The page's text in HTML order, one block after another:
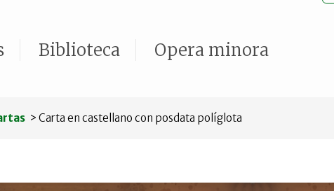
Biblioteca Opera minora
> Carta en castellano con posdata políglota